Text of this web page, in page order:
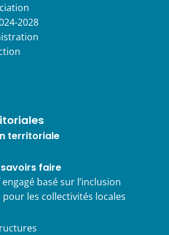
2028
territoriale
faire
basé sur l’inclusion
les collectivités locales